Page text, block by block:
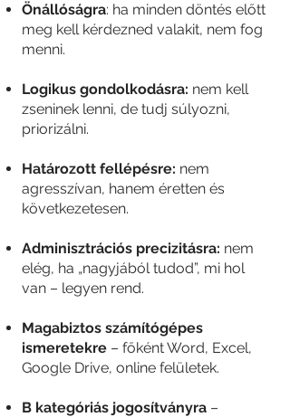
Önállóságra: ha minden döntés előtt
meg kell kérdezned valakit, nem fog
menni.
Logikus gondolkodásra: nem kell
zseninek lenni, de tudj súlyozni,
priorizálni.
Határozott fellépésre: nem
agresszívan, hanem éretten és
következetesen.
Adminisztrációs precizitásra: nem
elég, ha „nagyjából tudod”, mi hol
van – legyen rend.
Magabiztos számítógépes
ismeretekre – főként Word, Excel,
Google Drive, online felületek.
B kategóriás jogosítványra –